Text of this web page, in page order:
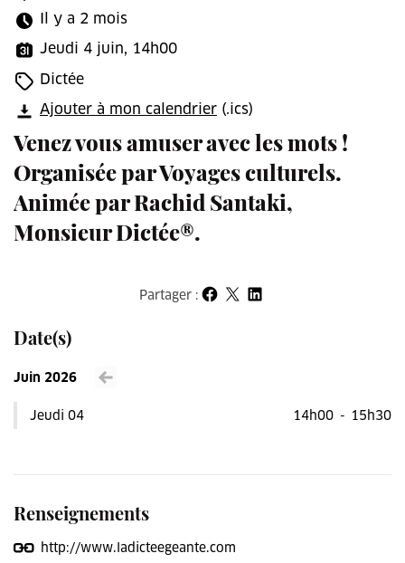
Date(s)
Voir le mois précédent
Juin 2026
Jeudi 04 14h00 - 15h30
Renseignements
http://www.ladicteegeante.com
Il y a 2 mois
Jeudi 4 juin, 14h00
Dictée
Ajouter à mon calendrier (.ics)
Venez vous amuser avec les mots !
Organisée par Voyages culturels.
Animée par Rachid Santaki,
Monsieur Dictée®.
Partager :Partager sur Facebook
Partager sur X
Partager sur LinkedIn